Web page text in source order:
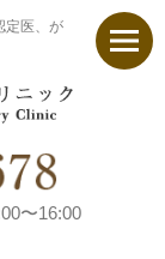
定医、が
〜16:00